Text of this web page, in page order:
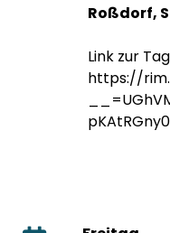
Roßdorf,
Link zur
https://